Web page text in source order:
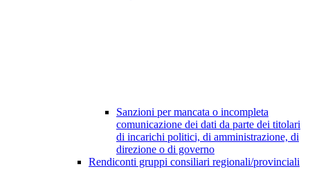
Sanzioni per mancata o incompleta
comunicazione dei dati da parte dei titolari
di incarichi politici, di amministrazione, di
direzione o di governo
Rendiconti gruppi consiliari regionali/provinciali